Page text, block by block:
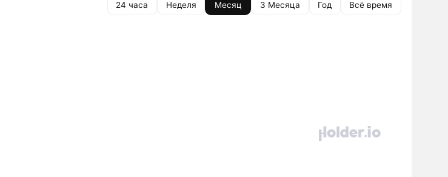
24 часа Неделя Месяц 3 Месяца Год Всё время